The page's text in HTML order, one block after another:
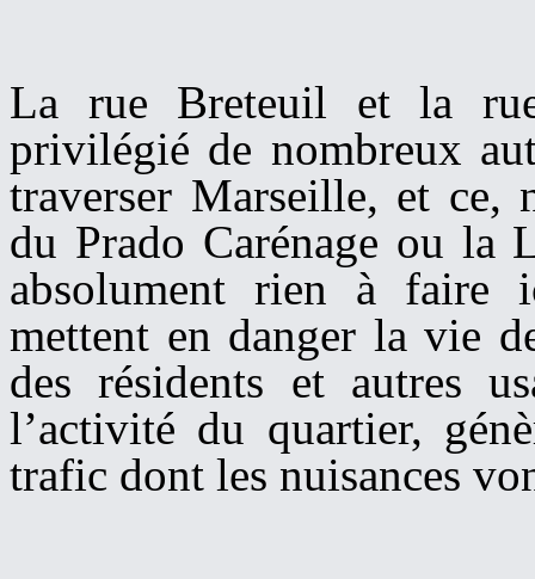
La rue Breteuil et la
privilégié de nombreux
traverser Marseille, et ce,
du Prado Carénage ou la
absolument rien à faire
mettent en danger la vie
desrésidents etautres
l’activité du quartier,
trafic dont les nuisances